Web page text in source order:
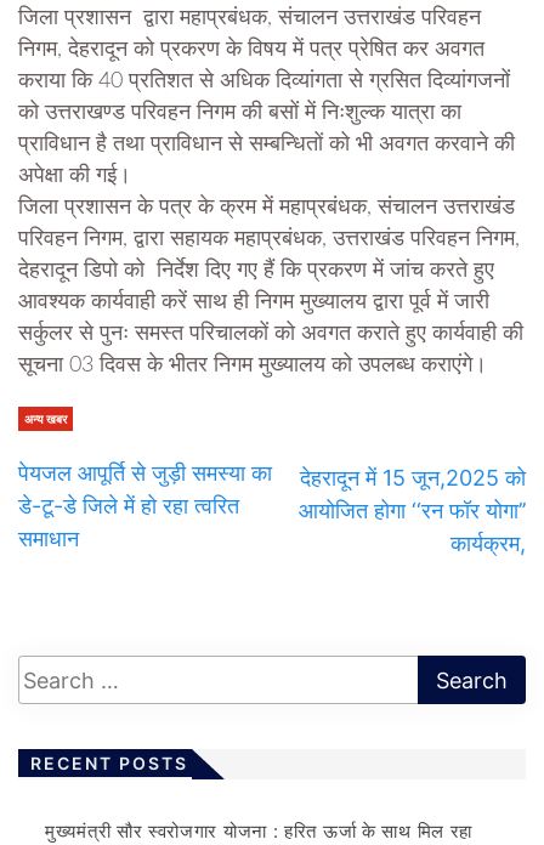
जिला प्रशासन द्वारा महाप्रबंधक, संचालन उत्तराखंड परिवहन
निगम, देहरादून को प्रकरण के विषय में पत्र प्रेषित कर अवगत
कराया कि 40 प्रतिशत से अधिक दिव्यांगता से ग्रसित दिव्यांगजनों
को उत्तराखण्ड परिवहन निगम की बसों में निःशुल्क यात्रा का
प्राविधान है तथा प्राविधान से सम्बन्धितों को भी अवगत करवाने की
अपेक्षा की गई।
जिला प्रशासन के पत्र के क्रम में महाप्रबंधक, संचालन उत्तराखंड
परिवहन निगम, द्वारा सहायक महाप्रबंधक, उत्तराखंड परिवहन निगम,
देहरादून डिपो को निर्देश दिए गए हैं कि प्रकरण में जांच करते हुए
आवश्यक कार्यवाही करें साथ ही निगम मुख्यालय द्वारा पूर्व में जारी
सर्कुलर से पुनः समस्त परिचालकों को अवगत कराते हुए कार्यवाही की
सूचना 03 दिवस के भीतर निगम मुख्यालय को उपलब्ध कराएंगे।
अन्य खबर
पेयजल आपूर्ति से जुड़ी समस्या का
डे-टू-डे जिले में हो रहा त्वरित
समाधान
देहरादून में 15 जून,2025 को
आयोजित होगा ‘‘रन फॉर योगा’’
कार्यक्रम,
RECENT POSTS
मुख्यमंत्री सौर स्वरोजगार योजना : हरित ऊर्जा के साथ मिल रहा